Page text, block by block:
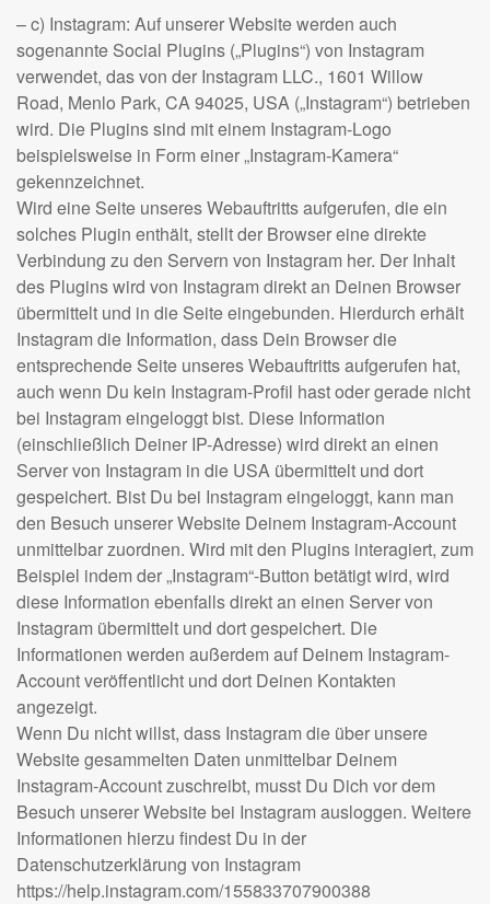
– c) Instagram: Auf unserer Website werden auch
sogenannte Social Plugins („Plugins“) von Instagram
verwendet, das von der Instagram LLC., 1601 Willow
Road, Menlo Park, CA 94025, USA („Instagram“) betrieben
wird. Die Plugins sind mit einem Instagram-Logo
beispielsweise in Form einer „Instagram-Kamera“
gekennzeichnet.
Wird eine Seite unseres Webauftritts aufgerufen, die ein
solches Plugin enthält, stellt der Browser eine direkte
Verbindung zu den Servern von Instagram her. Der Inhalt
des Plugins wird von Instagram direkt an Deinen Browser
übermittelt und in die Seite eingebunden. Hierdurch erhält
Instagram die Information, dass Dein Browser die
entsprechende Seite unseres Webauftritts aufgerufen hat,
auch wenn Du kein Instagram-Profil hast oder gerade nicht
bei Instagram eingeloggt bist. Diese Information
(einschließlich Deiner IP-Adresse) wird direkt an einen
Server von Instagram in die USA übermittelt und dort
gespeichert. Bist Du bei Instagram eingeloggt, kann man
den Besuch unserer Website Deinem Instagram-Account
unmittelbar zuordnen. Wird mit den Plugins interagiert, zum
Beispiel indem der „Instagram“-Button betätigt wird, wird
diese Information ebenfalls direkt an einen Server von
Instagram übermittelt und dort gespeichert. Die
Informationen werden außerdem auf Deinem Instagram-
Account veröffentlicht und dort Deinen Kontakten
angezeigt.
Wenn Du nicht willst, dass Instagram die über unsere
Website gesammelten Daten unmittelbar Deinem
Instagram-Account zuschreibt, musst Du Dich vor dem
Besuch unserer Website bei Instagram ausloggen. Weitere
Informationen hierzu findest Du in der
Datenschutzerklärung von Instagram
https://help.instagram.com/155833707900388